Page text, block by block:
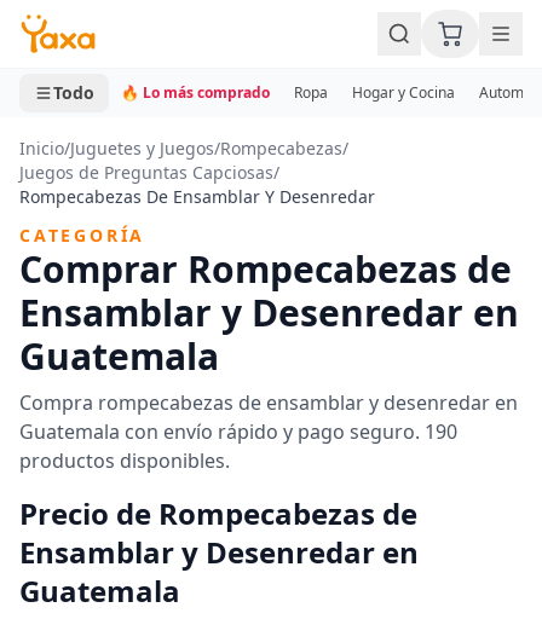
MINI CARRITO
0 productos
Todo 🔥 Lo más comprado Ropa Hogar y Cocina
Inicio/Juguetes y Juegos/Rompecabezas/
Juegos de Preguntas Capciosas/
Rompecabezas De Ensamblar Y Desenredar
CATEGORÍA
Comprar Rompecabezas de
Ensamblar y Desenredar en
Guatemala
Compra rompecabezas de ensamblar y desenredar en
Guatemala con envío rápido y pago seguro. 190
productos disponibles.
Precio de Rompecabezas de
Ensamblar y Desenredar en
Guatemala